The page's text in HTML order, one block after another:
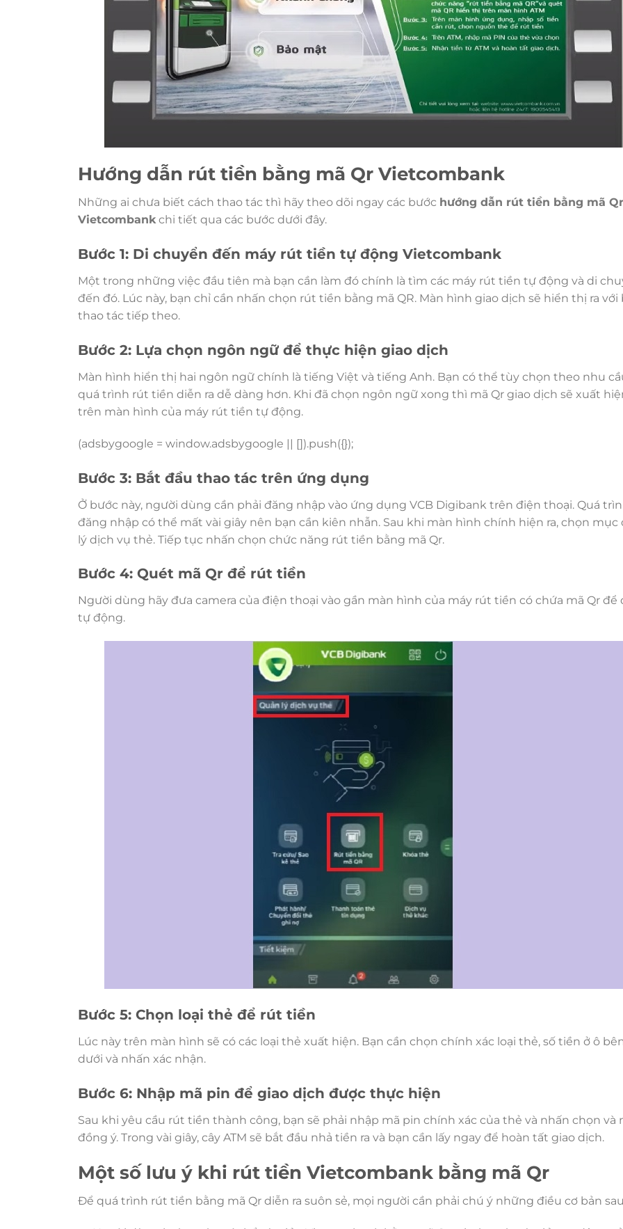
Hướng dẫn rút tiền bằng mã Qr Vietcombank
Những ai chưa biết cách thao tác thì hãy theo dõi ngay các bước hướng dẫn rút tiền bằng mã Qr
Vietcombankchi tiết qua các bước dưới đây.
Bước 1: Di chuyển đến máy rút tiền tự động Vietcombank
Một trong những việc đầu tiên mà bạn cần làm đó chính là tìm các máy rút tiền tự động và di
đến đó. Lúc này, bạn chỉ cần nhấn chọn rút tiền bằng mã QR. Màn hình giao dịch sẽ hiển thị ra với
thao tác tiếp theo.
Bước 2: Lựa chọn ngôn ngữ để thực hiện giao dịch
Màn hình hiển thị hai ngôn ngữ chính là tiếng Việt và tiếng Anh. Bạn có thể tùy chọn theo nhu
quá trình rút tiền diễn ra dễ dàng hơn. Khi đã chọn ngôn ngữ xong thì mã Qr giao dịch sẽ xuất
trên màn hình của máy rút tiền tự động.
(adsbygoogle = window.adsbygoogle || []).push({});
Bước 3: Bắt đầu thao tác trên ứng dụng
Ở bước này, người dùng cần phải đăng nhập vào ứng dụng VCB Digibank trên điện thoại. Quá
đăng nhập có thể mất vài giây nên bạn cần kiên nhẫn. Sau khi màn hình chính hiện ra, chọn mục
lý dịch vụ thẻ. Tiếp tục nhấn chọn chức năng rút tiền bằng mã Qr.
Bước 4: Quét mã Qr để rút tiền
Người dùng hãy đưa camera của điện thoại vào gần màn hình của máy rút tiền có chứa mã Qr để
tự động.
Bước 5: Chọn loại thẻ để rút tiền
Lúc này trên màn hình sẽ có các loại thẻ xuất hiện. Bạn cần chọn chính xác loại thẻ, số tiền ở ô
dưới và nhấn xác nhận.
Bước 6: Nhập mã pin để giao dịch được thực hiện
Sau khi yêu cầu rút tiền thành công, bạn sẽ phải nhập mã pin chính xác của thẻ và nhấn chọn và
đồng ý. Trong vài giây, cây ATM sẽ bắt đầu nhả tiền ra và bạn cần lấy ngay để hoàn tất giao dịch.
Một số lưu ý khi rút tiền Vietcombank bằng mã Qr
Để quá trình rút tiền bằng mã Qr diễn ra suôn sẻ, mọi người cần phải chú ý những điều cơ bản